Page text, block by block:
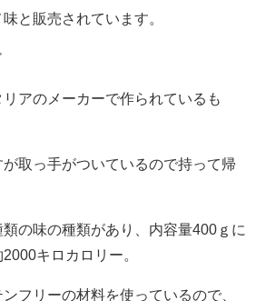
と販売されています。
アのメーカーで作られているも
取っ手がついているので持って帰
の味の種類があり、内容量400ｇに
キロカロリー。
フリーの材料を使っているので、